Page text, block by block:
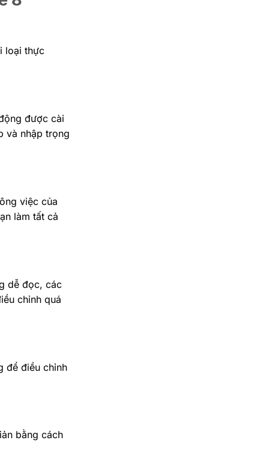
loại thực
được cài
và nhập trọng
việc của
làm tất cả
dễ đọc, các
chỉnh quá
để điều chỉnh
bằng cách